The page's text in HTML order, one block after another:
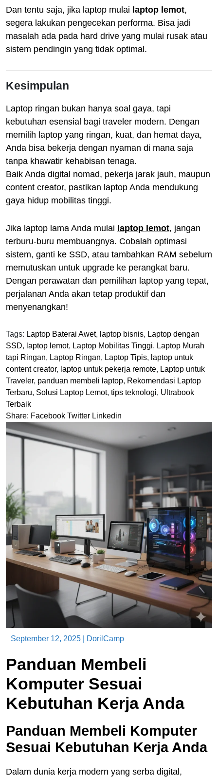
Dan tentu saja, jika laptop mulai laptop lemot,
segera lakukan pengecekan performa. Bisa jadi
masalah ada pada hard drive yang mulai rusak atau
sistem pendingin yang tidak optimal.
Kesimpulan
Laptop ringan bukan hanya soal gaya, tapi
kebutuhan esensial bagi traveler modern. Dengan
memilih laptop yang ringan, kuat, dan hemat daya,
Anda bisa bekerja dengan nyaman di mana saja
tanpa khawatir kehabisan tenaga.
Baik Anda digital nomad, pekerja jarak jauh, maupun
content creator, pastikan laptop Anda mendukung
gaya hidup mobilitas tinggi.
Jika laptop lama Anda mulai laptop lemot, jangan
terburu-buru membuangnya. Cobalah optimasi
sistem, ganti ke SSD, atau tambahkan RAM sebelum
memutuskan untuk upgrade ke perangkat baru.
Dengan perawatan dan pemilihan laptop yang tepat,
perjalanan Anda akan tetap produktif dan
menyenangkan!
Tags: Laptop Baterai Awet, laptop bisnis, Laptop dengan
SSD, laptop lemot, Laptop Mobilitas Tinggi, Laptop Murah
tapi Ringan, Laptop Ringan, Laptop Tipis, laptop untuk
content creator, laptop untuk pekerja remote, Laptop untuk
Traveler, panduan membeli laptop, Rekomendasi Laptop
Terbaru, Solusi Laptop Lemot, tips teknologi, Ultrabook
Terbaik
Share: Facebook Twitter Linkedin
September 12, 2025 DorilCamp
Panduan Membeli
Komputer Sesuai
Kebutuhan Kerja Anda
Panduan Membeli Komputer
Sesuai Kebutuhan Kerja Anda
Dalam dunia kerja modern yang serba digital,